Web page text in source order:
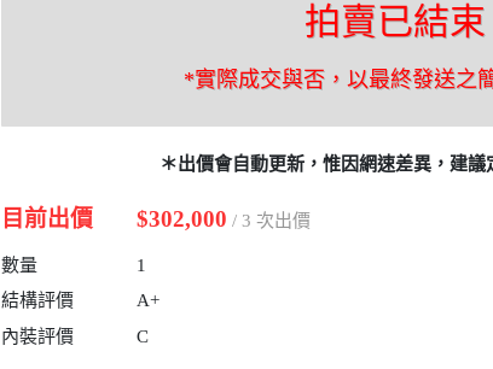
拍賣已結束
*實際成交與否，以最終發送之
＊出價會自動更新，惟因網速差異，建議
目前出價 $302,000 / 3 次出價
數量
1
結構評價
A+
內裝評價
C